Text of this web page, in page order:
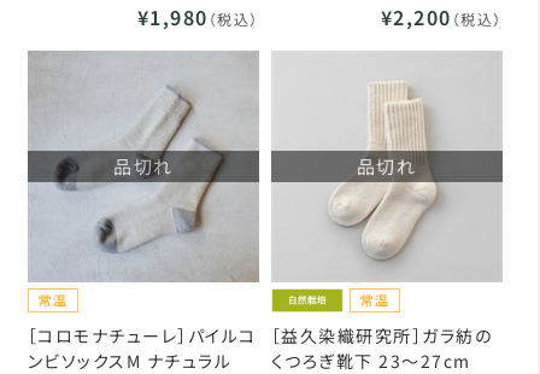
¥1,980 （税込） ¥2,200 （税込）
品切れ
［コロモナチューレ］パイルコ
ンビソックスM ナチュラル
品切れ
［益久染織研究所］ガラ紡の
くつろぎ靴下 23～27cm